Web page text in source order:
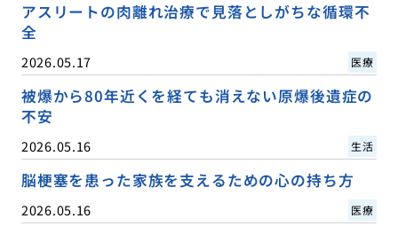
アスリートの肉離れ治療で見落としがちな循環不
全
2026.05.17 医療
被爆から80年近くを経ても消えない原爆後遺症の
不安
2026.05.16 生活
脳梗塞を患った家族を支えるための心の持ち方
2026.05.16 医療